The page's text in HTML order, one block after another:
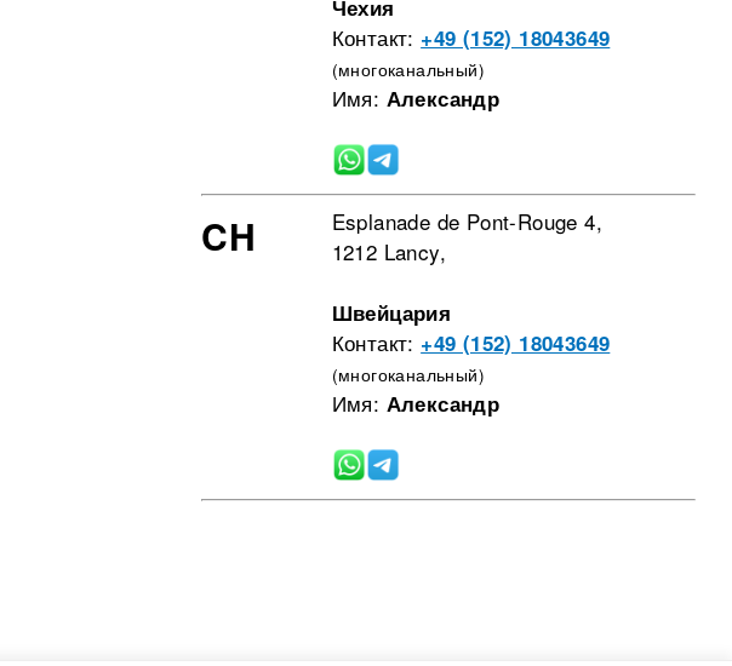
Чехия
Контакт: +49 (152) 18043649
(многоканальный)
Имя: Александр
CH
Esplanade de Pont-Rouge 4,
1212 Lancy,
Швейцария
Контакт: +49 (152) 18043649
(многоканальный)
Имя: Александр